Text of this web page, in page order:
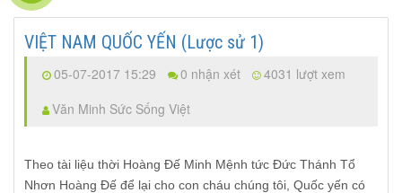
VIỆT NAM QUỐC YẾN (Lược sử 1)
05-07-2017 15:29 0 nhận xét
4031 lượt xem
Văn Minh Sức Sống Việt
Theo tài liệu thời Hoàng Đế Minh Mệnh tức Đức Thánh Tổ
Nhơn Hoàng Đế để lại cho con cháu chúng tôi, Quốc yến có